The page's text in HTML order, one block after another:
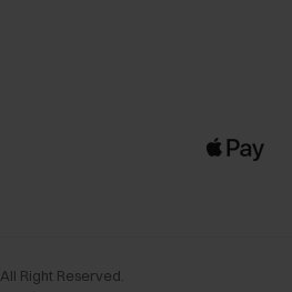
. All Right Reserved.